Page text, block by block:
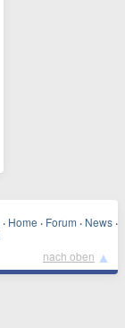
· Home · Forum · News ·
nach oben ▲